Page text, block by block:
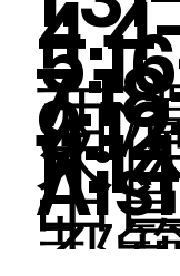
西
久
中
都